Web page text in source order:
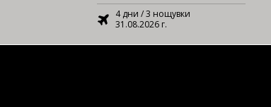
4 дни / 3 нощувки
31.08.2026 г.